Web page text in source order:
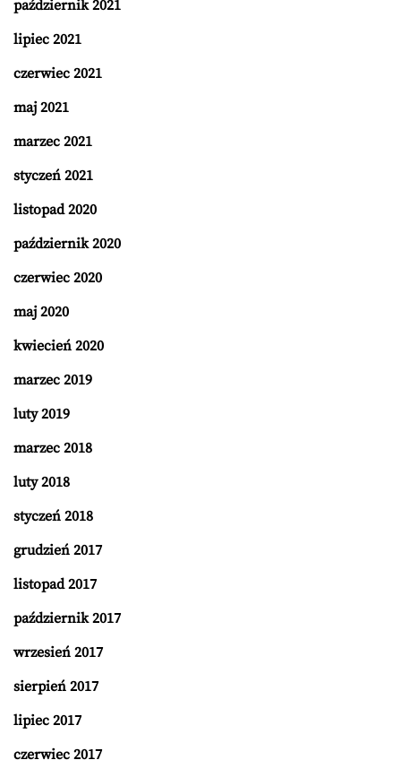
październik 2021
lipiec 2021
czerwiec 2021
maj 2021
marzec 2021
styczeń 2021
listopad 2020
październik 2020
czerwiec 2020
maj 2020
kwiecień 2020
marzec 2019
luty 2019
marzec 2018
luty 2018
styczeń 2018
grudzień 2017
listopad 2017
październik 2017
wrzesień 2017
sierpień 2017
lipiec 2017
czerwiec 2017